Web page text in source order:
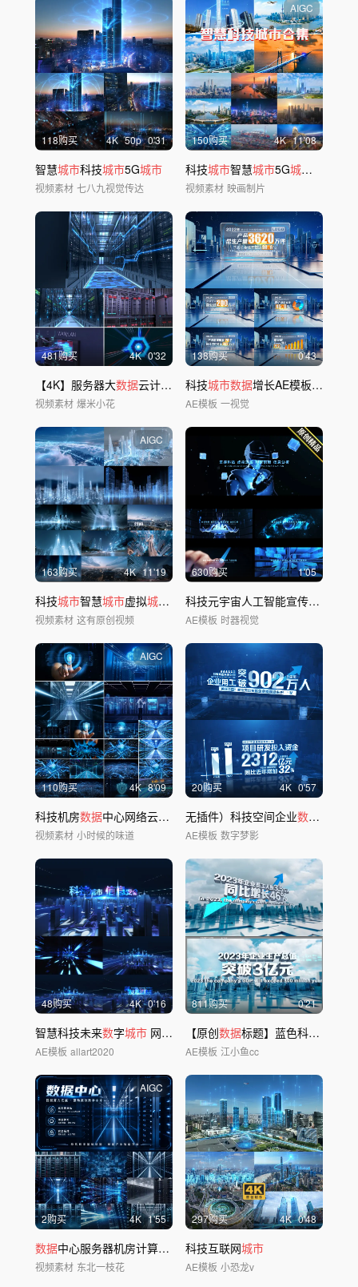
118购买 4K 50p 0'31
智慧城市科技城市5G城市
视频素材 七八九视觉传达
AIGC
150购买 4K 11'08
科技城市智慧城市5G城市
视频素材 映画制片
481购买 4K 0'32
【4K】服务器大数据云计算机房
视频素材 爆米小花
138购买 0'43
科技城市数据增长AE模板01
AE模板 一视觉
AIGC
163购买 4K 11'19
科技城市智慧城市虚拟城市 全息城市城市网络
视频素材 这有原创视频
630购买 1'05
科技元宇宙人工智能宣传片AE模板
AE模板 时器视觉
AIGC
110购买 4K 8'09
科技机房数据中心网络云计算智能大 数据时代
视频素材 小时候的味道
20购买 4K 0'57
无插件）科技空间企业数据
AE模板 数字梦影
48购买 4K 0'16
智慧科技未来数字城市 网络安全 城市标题
AE模板 allart2020
811购买 0'21
【原创数据标题】蓝色科技
AE模板 江小鱼cc
AIGC
2购买 4K 1'55
数据中心服务器机房计算机算力云计算
视频素材 东北一枝花
297购买 4K 0'48
科技互联网城市
AE模板 小恐龙v